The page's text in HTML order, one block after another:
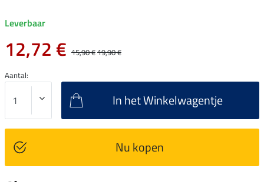
Leverbaar
12,72 € 15,90 €19,90 €
Aantal:
In het Winkelwagentje
Nu kopen